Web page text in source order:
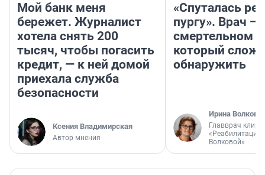
Мой банк меня
бережет. Журналист
хотела снять 200
тысяч, чтобы погасить
кредит, — к ней домой
приехала служба
безопасности
Ксения Владимирская
Автор мнения
«Спуталась
пургу». Врач —
смертельном
который
обнаружить
Ирина Волкова
Главврач
«Реабилитация
Волковой»